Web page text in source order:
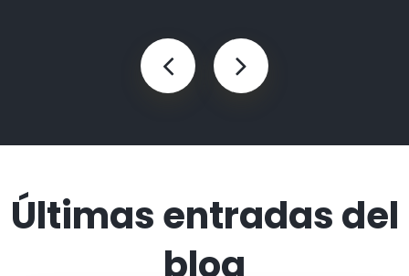
Últimas entradas del
blog